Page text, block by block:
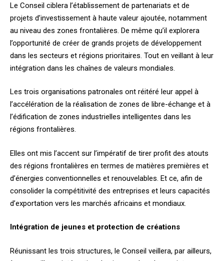
Le Conseil ciblera l’établissement de partenariats et de
projets d’investissement à haute valeur ajoutée, notamment
au niveau des zones frontalières. De même qu’il explorera
l’opportunité de créer de grands projets de développement
dans les secteurs et régions prioritaires. Tout en veillant à leur
intégration dans les chaînes de valeurs mondiales.
Les trois organisations patronales ont réitéré leur appel à
l’accélération de la réalisation de zones de libre-échange et à
l’édification de zones industrielles intelligentes dans les
régions frontalières.
Elles ont mis l’accent sur l’impératif de tirer profit des atouts
des régions frontalières en termes de matières premières et
d’énergies conventionnelles et renouvelables. Et ce, afin de
consolider la compétitivité des entreprises et leurs capacités
d’exportation vers les marchés africains et mondiaux.
Intégration de jeunes et protection de créations
Réunissant les trois structures, le Conseil veillera, par ailleurs,